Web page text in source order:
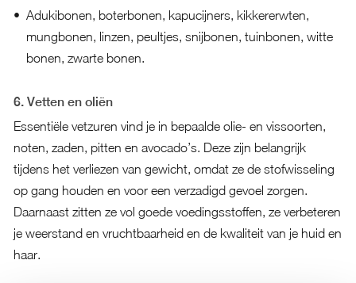
Adukibonen, boterbonen, kapucijners, kikkererwten,
mungbonen, linzen, peultjes, snijbonen, tuinbonen, witte
bonen, zwarte bonen.
6. Vetten en oliën
Essentiële vetzuren vind je in bepaalde olie- en vissoorten,
noten, zaden, pitten en avocado’s. Deze zijn belangrijk
tijdens het verliezen van gewicht, omdat ze de stofwisseling
op gang houden en voor een verzadigd gevoel zorgen.
Daarnaast zitten ze vol goede voedingsstoffen, ze verbeteren
je weerstand en vruchtbaarheid en de kwaliteit van je huid en
haar.